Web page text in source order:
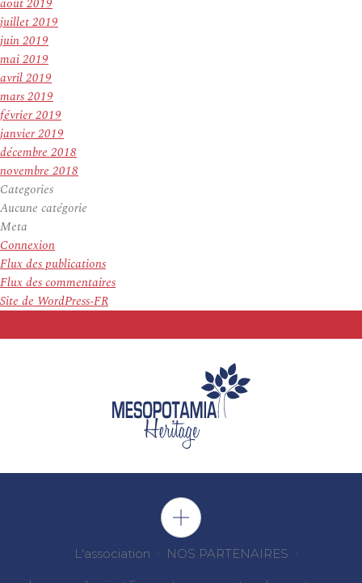
juillet 2019
juin 2019
mai 2019
avril 2019
mars 2019
février 2019
janvier 2019
décembre 2018
novembre 2018
Categories
Aucune catégorie
Meta
Connexion
Flux des publications
Flux des commentaires
Site de WordPress-FR
L'association NOS PARTENAIRES